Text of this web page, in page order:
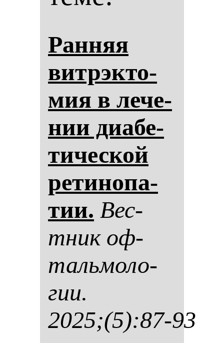
Ран­няя
вит­рэк­то­
мия в ле­че­
нии ди­абе­
ти­чес­кой
ре­ти­но­па­
тии. Вес­
тник оф­
таль­мо­ло­
гии.
2025;(5):87-93